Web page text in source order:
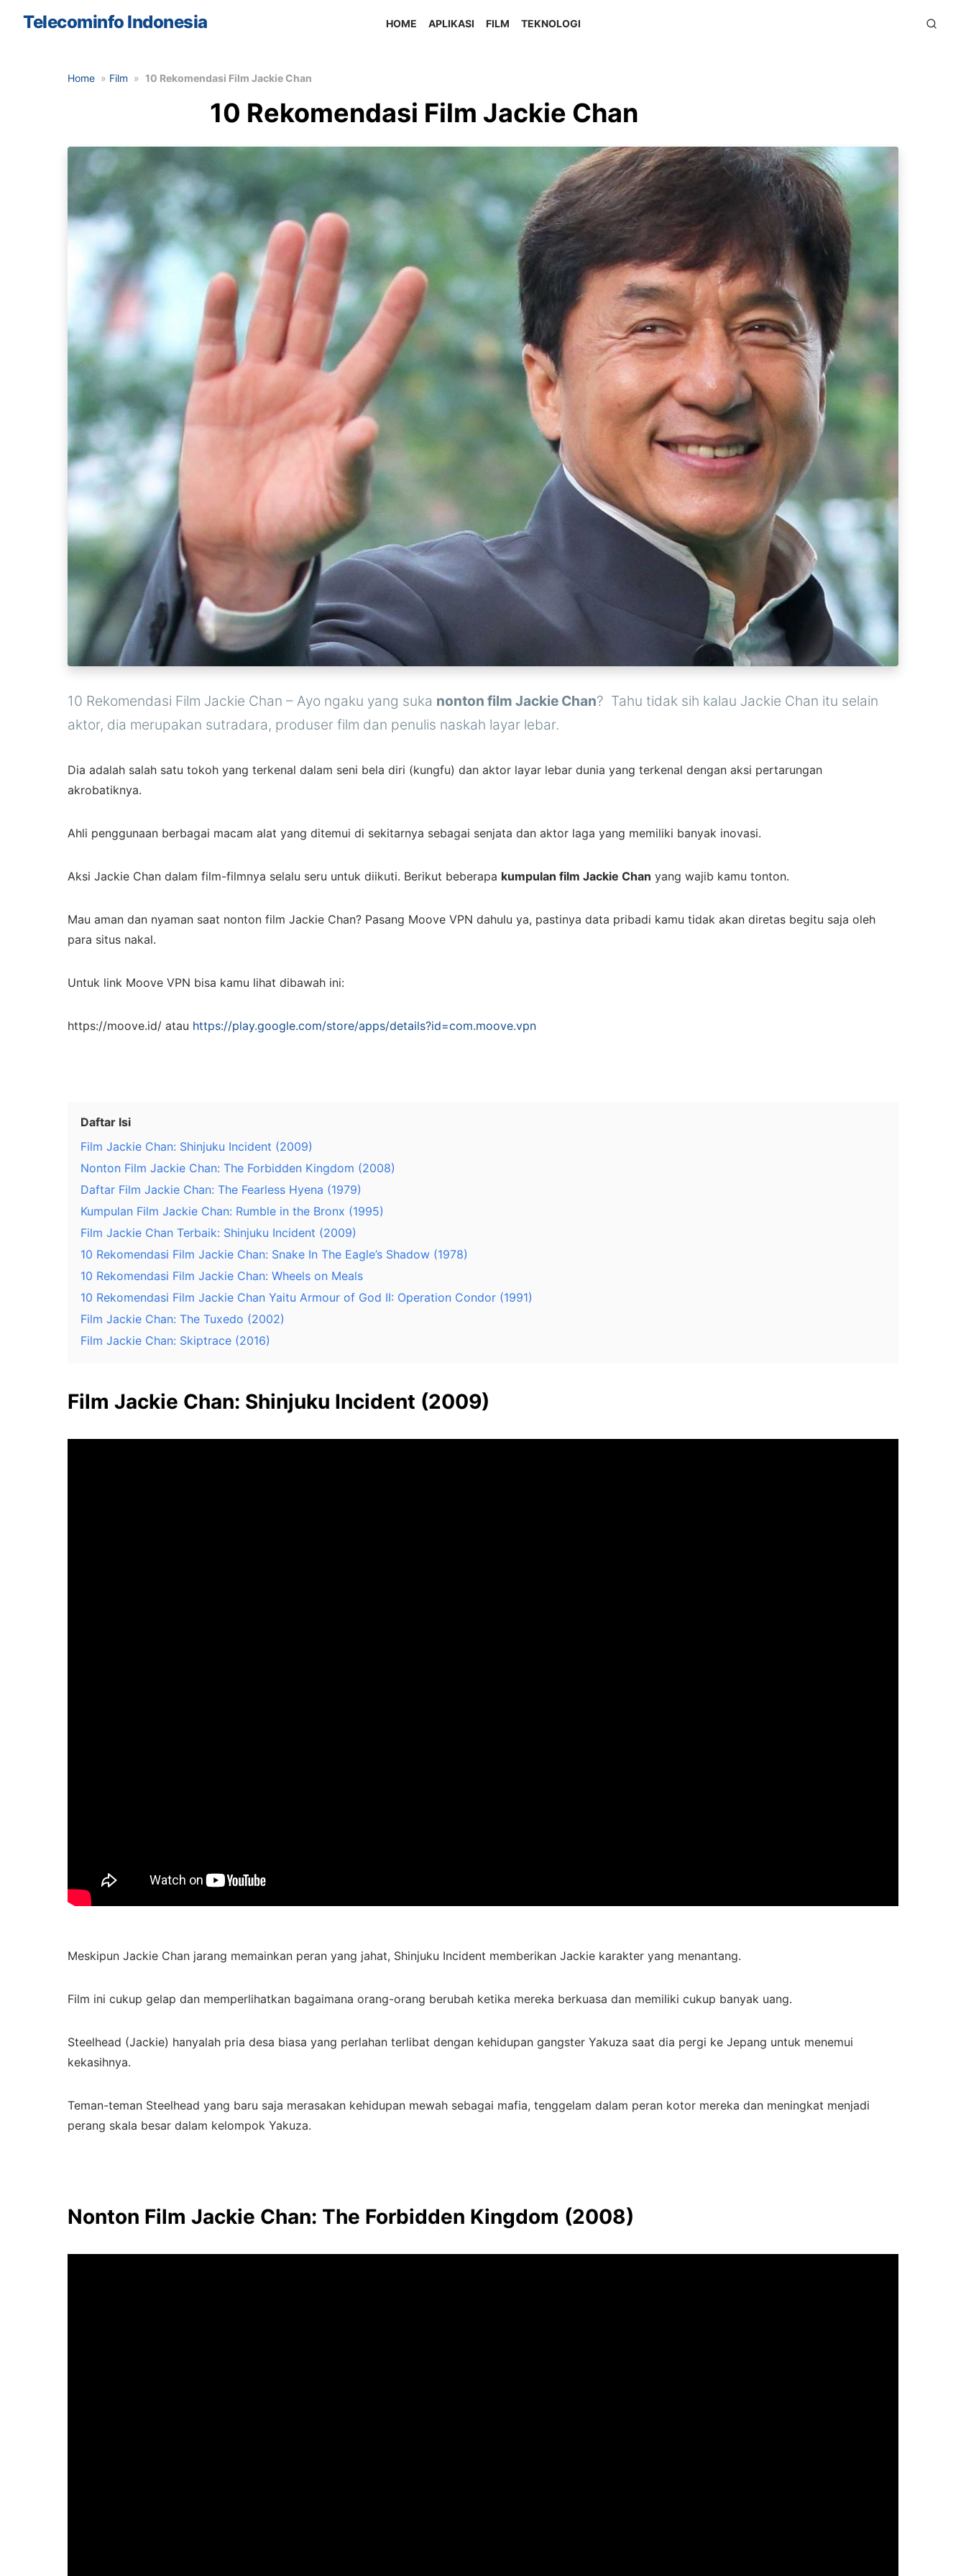
Telecominfo Indonesia HOME APLIKASI FILM TEKNOLOGI
Home » Film » 10 Rekomendasi Film Jackie Chan
10 Rekomendasi Film Jackie Chan
10 Rekomendasi Film Jackie Chan – Ayo ngaku yang suka nonton film Jackie Chan? Tahu tidak sih kalau Jackie Chan itu selain
aktor, dia merupakan sutradara, produser film dan penulis naskah layar lebar.
Dia adalah salah satu tokoh yang terkenal dalam seni bela diri (kungfu) dan aktor layar lebar dunia yang terkenal dengan aksi pertarungan
akrobatiknya.
Ahli penggunaan berbagai macam alat yang ditemui di sekitarnya sebagai senjata dan aktor laga yang memiliki banyak inovasi.
Aksi Jackie Chan dalam film-filmnya selalu seru untuk diikuti. Berikut beberapa kumpulan film Jackie Chan yang wajib kamu tonton.
Mau aman dan nyaman saat nonton film Jackie Chan? Pasang Moove VPN dahulu ya, pastinya data pribadi kamu tidak akan diretas begitu saja oleh
para situs nakal.
Untuk link Moove VPN bisa kamu lihat dibawah ini:
https://moove.id/ atau https://play.google.com/store/apps/details?id=com.moove.vpn
Daftar Isi
Film Jackie Chan: Shinjuku Incident (2009)
Nonton Film Jackie Chan: The Forbidden Kingdom (2008)
Daftar Film Jackie Chan: The Fearless Hyena (1979)
Kumpulan Film Jackie Chan: Rumble in the Bronx (1995)
Film Jackie Chan Terbaik: Shinjuku Incident (2009)
10 Rekomendasi Film Jackie Chan: Snake In The Eagle’s Shadow (1978)
10 Rekomendasi Film Jackie Chan: Wheels on Meals
10 Rekomendasi Film Jackie Chan Yaitu Armour of God II: Operation Condor (1991)
Film Jackie Chan: The Tuxedo (2002)
Film Jackie Chan: Skiptrace (2016)
Film Jackie Chan: Shinjuku Incident (2009)
Meskipun Jackie Chan jarang memainkan peran yang jahat, Shinjuku Incident memberikan Jackie karakter yang menantang.
Film ini cukup gelap dan memperlihatkan bagaimana orang-orang berubah ketika mereka berkuasa dan memiliki cukup banyak uang.
Steelhead (Jackie) hanyalah pria desa biasa yang perlahan terlibat dengan kehidupan gangster Yakuza saat dia pergi ke Jepang untuk menemui
kekasihnya.
Teman-teman Steelhead yang baru saja merasakan kehidupan mewah sebagai mafia, tenggelam dalam peran kotor mereka dan meningkat menjadi
perang skala besar dalam kelompok Yakuza.
Nonton Film Jackie Chan: The Forbidden Kingdom (2008)